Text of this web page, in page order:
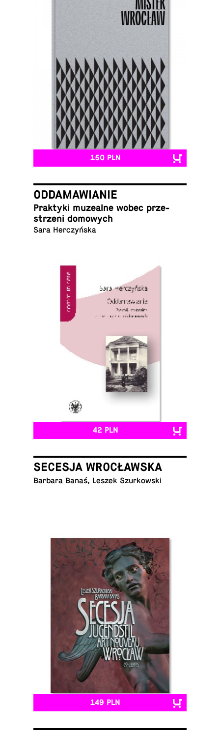
150 PLN
ODDAMAWIANIE
Prak­ty­ki mu­ze­al­ne wobec prze­
strze­ni domowych
Sara Herczyńska
42 PLN
SECESJA WROCŁAWSKA
Barbara Banaś, Leszek Szurkowski
149 PLN